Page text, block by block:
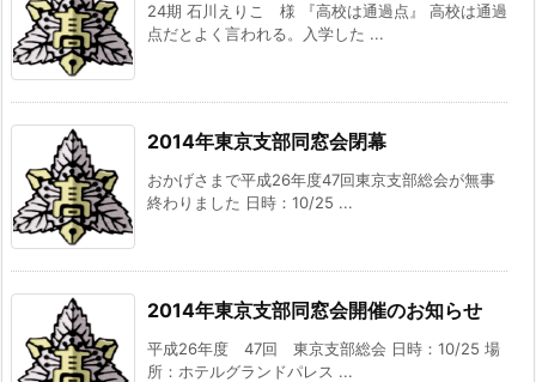
24期 石川えりこ 様 『高校は通過点』 高校は通過
点だとよく言われる。入学した ...
2014年東京支部同窓会閉幕
おかげさまで平成26年度47回東京支部総会が無事
終わりました 日時：10/25 ...
2014年東京支部同窓会開催のお知らせ
平成26年度 47回 東京支部総会 日時：10/25 場
所：ホテルグランドパレス ...